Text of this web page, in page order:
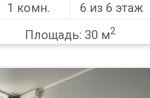
1 комн.
6 из 6 этаж
Площадь: 30 м2